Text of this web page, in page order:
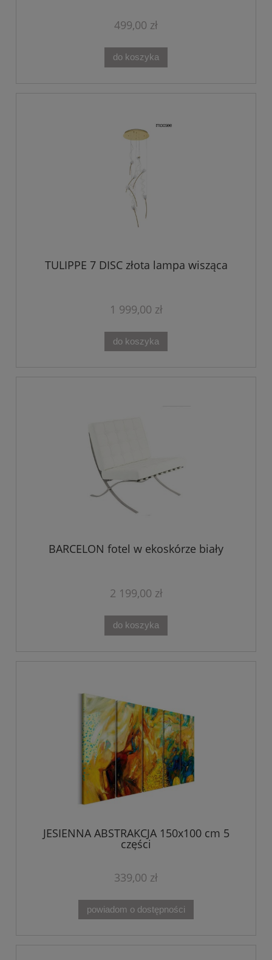
499,00 zł
do koszyka
TULIPPE 7 DISC złota lampa wisząca
1 999,00 zł
do koszyka
BARCELON fotel w ekoskórze biały
2 199,00 zł
do koszyka
JESIENNA ABSTRAKCJA 150x100 cm 5
części
339,00 zł
powiadom o dostępności